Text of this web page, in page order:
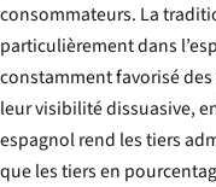
consommateurs. La
particulièrement dans
constamment favorisé
leur visibilité dissuasive,
espagnol rend les tiers
que les tiers en